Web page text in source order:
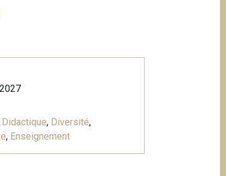
Didactique, Diversité,
, Enseignement